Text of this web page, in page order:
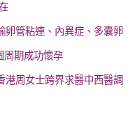
卵管粘連、內異症、多囊卵
周期成功懷孕
港周女士跨界求醫中西醫調